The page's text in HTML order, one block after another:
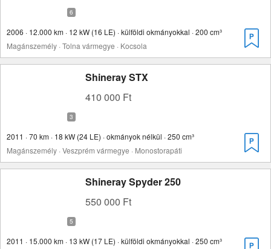
2006 · 12.000 km · 12 kW (16 LE) · külföldi okmányokkal · 200 cm³
Magánszemély · Tolna vármegye · Kocsola
Shineray STX
410 000 Ft
2011 · 70 km · 18 kW (24 LE) · okmányok nélkül · 250 cm³
Magánszemély · Veszprém vármegye · Monostorapáti
Shineray Spyder 250
550 000 Ft
2011 · 15.000 km · 13 kW (17 LE) · külföldi okmányokkal · 250 cm³